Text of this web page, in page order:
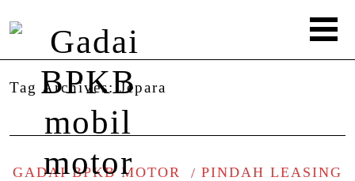
Tag Archives:Jepara
GADAI BPKB MOTOR
PINDAH LEASING